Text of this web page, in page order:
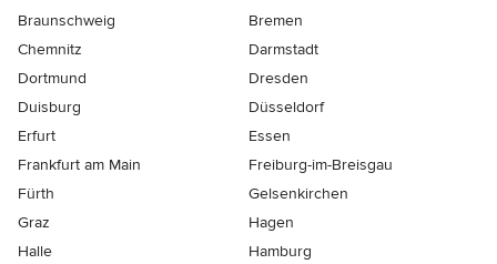
Braunschweig
Bremen
Chemnitz
Darmstadt
Dortmund
Dresden
Duisburg
Düsseldorf
Erfurt
Essen
Frankfurt am Main
Freiburg-im-Breisgau
Fürth
Gelsenkirchen
Graz
Hagen
Halle
Hamburg